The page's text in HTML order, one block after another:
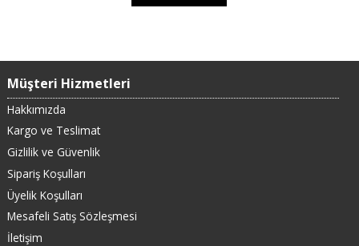
Müşteri Hizmetleri
Hakkımızda
Kargo ve Teslimat
Gizlilik ve Güvenlik
Sipariş Koşulları
Üyelik Koşulları
Mesafeli Satış Sözleşmesi
İletişim